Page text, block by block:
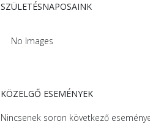
SZÜLETÉSNAPOSAINK
No Images
KÖZELGŐ ESEMÉNYEK
Nincsenek soron következő